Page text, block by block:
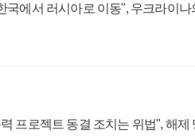
국에서 러시아로 이동", 우크라이나
프로젝트 동결 조치는 위법", 해제